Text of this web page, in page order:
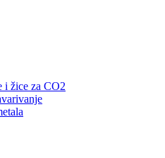
i žice za CO2